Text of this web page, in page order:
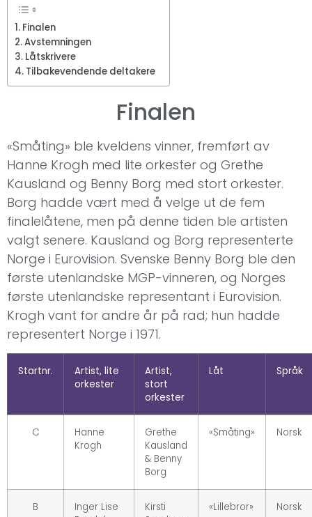
Finalen
Avstemningen
Låtskrivere
Tilbakevendende deltakere
Finalen
«Småting» ble kveldens vinner, fremført av
Hanne Krogh med lite orkester og Grethe
Kausland og Benny Borg med stort orkester.
Borg hadde vært med å velge ut de fem
finalelåtene, men på denne tiden ble artisten
valgt senere. Kausland og Borg representerte
Norge i Eurovision. Svenske Benny Borg ble den
første utenlandske MGP-vinneren, og Norges
første utenlandske representant i Eurovision.
Krogh vant for andre år på rad; hun hadde
representert Norge i 1971.
Startnr.
Artist, lite
orkester
Artist,
stort
orkester
Låt Språk
C
Hanne
Krogh
Grethe
Kausland
& Benny
Borg
«Småting» Norsk
B
Inger Lise
Kirsti
«Lillebror» Norsk